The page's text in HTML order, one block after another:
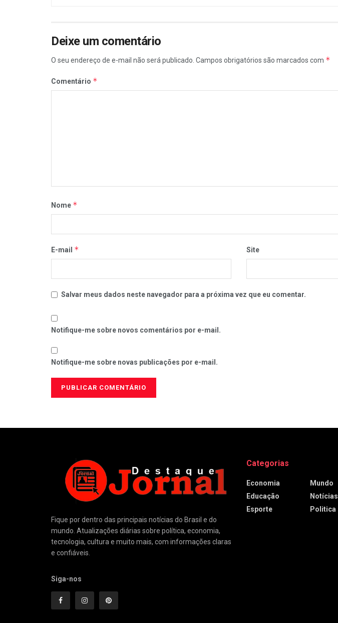
Deixe um comentário
O seu endereço de e-mail não será publicado. Campos obrigatórios são marcados com *
Comentário *
Nome *
E-mail * Site
Salvar meus dados neste navegador para a próxima vez que eu comentar.
Notifique-me sobre novos comentários por e-mail.
Notifique-me sobre novas publicações por e-mail.
Fique por dentro das principais notícias do Brasil e do
mundo. Atualizações diárias sobre política, economia,
tecnologia, cultura e muito mais, com informações claras
e confiáveis.
Siga-nos
Categorias
Economia
Educação
Esporte
Mundo
Notícias
Politica